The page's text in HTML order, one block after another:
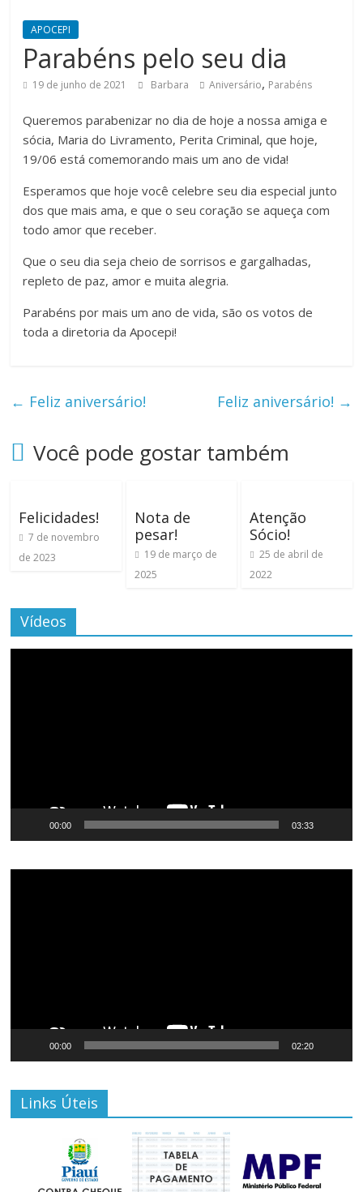
APOCEPI
Parabéns pelo seu dia
19 de junho de 2021 Barbara Aniversário, Parabéns
Queremos parabenizar no dia de hoje a nossa amiga e
sócia, Maria do Livramento, Perita Criminal, que hoje,
19/06 está comemorando mais um ano de vida!
Esperamos que hoje você celebre seu dia especial junto
dos que mais ama, e que o seu coração se aqueça com
todo amor que receber.
Que o seu dia seja cheio de sorrisos e gargalhadas,
repleto de paz, amor e muita alegria.
Parabéns por mais um ano de vida, são os votos de
toda a diretoria da Apocepi!
← Feliz aniversário! Feliz aniversário! →
Você pode gostar também
Felicidades!
7 de novembro
de 2023
Nota de
pesar!
19 de março de
2025
Atenção
Sócio!
25 de abril de
2022
Vídeos
00:00 03:33
00:00 02:20
Links Úteis